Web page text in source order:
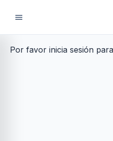
Por favor inicia sesión